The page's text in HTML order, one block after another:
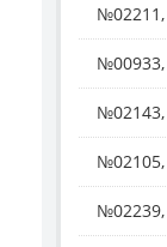
№02239,